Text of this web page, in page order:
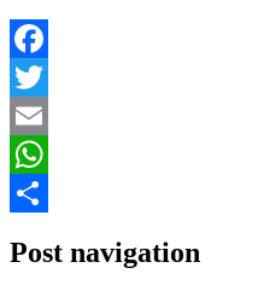
Facebook
Twitter
Email
WhatsApp
Post navigation